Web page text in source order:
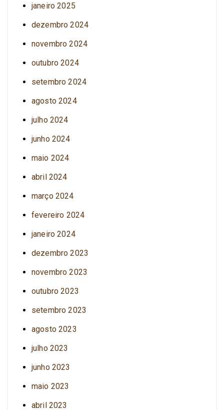
janeiro 2025
dezembro 2024
novembro 2024
outubro 2024
setembro 2024
agosto 2024
julho 2024
junho 2024
maio 2024
abril 2024
março 2024
fevereiro 2024
janeiro 2024
dezembro 2023
novembro 2023
outubro 2023
setembro 2023
agosto 2023
julho 2023
junho 2023
maio 2023
abril 2023